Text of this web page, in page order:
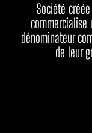
Société
commercialise
dénominateur
de leur